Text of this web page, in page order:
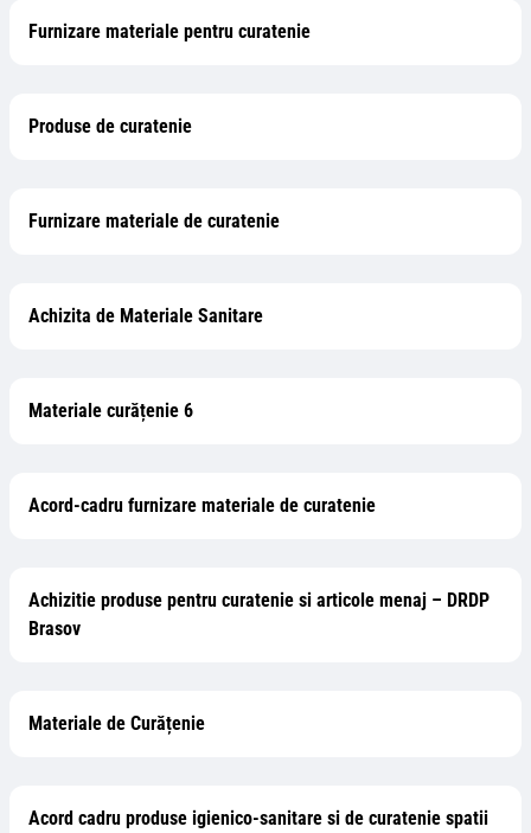
Furnizare materiale pentru curatenie
Produse de curatenie
Furnizare materiale de curatenie
Achizita de Materiale Sanitare
Materiale curățenie 6
Acord-cadru furnizare materiale de curatenie
Achizitie produse pentru curatenie si articole menaj – DRDP
Brasov
Materiale de Curățenie
Acord cadru produse igienico-sanitare si de curatenie spatii